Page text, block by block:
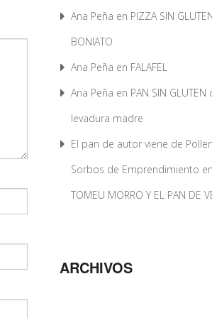
Ana Peña en PIZZA SIN
BONIATO
Ana Peña en FALAFEL
Ana Peña en PAN SIN GLUTEN
levadura madre
El pan de autor viene de
Sorbos de Emprendimiento en
TOMEU MORRO Y EL PAN DE
ARCHIVOS